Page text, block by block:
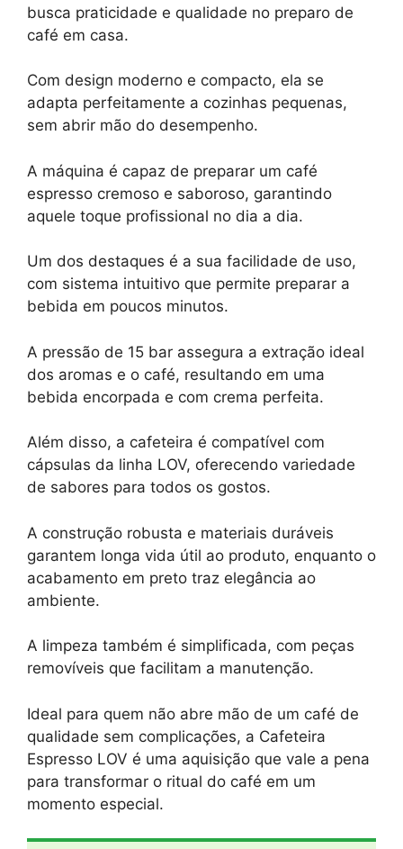
busca praticidade e qualidade no preparo de
café em casa.
Com design moderno e compacto, ela se
adapta perfeitamente a cozinhas pequenas,
sem abrir mão do desempenho.
A máquina é capaz de preparar um café
espresso cremoso e saboroso, garantindo
aquele toque profissional no dia a dia.
Um dos destaques é a sua facilidade de uso,
com sistema intuitivo que permite preparar a
bebida em poucos minutos.
A pressão de 15 bar assegura a extração ideal
dos aromas e o café, resultando em uma
bebida encorpada e com crema perfeita.
Além disso, a cafeteira é compatível com
cápsulas da linha LOV, oferecendo variedade
de sabores para todos os gostos.
A construção robusta e materiais duráveis
garantem longa vida útil ao produto, enquanto o
acabamento em preto traz elegância ao
ambiente.
A limpeza também é simplificada, com peças
removíveis que facilitam a manutenção.
Ideal para quem não abre mão de um café de
qualidade sem complicações, a Cafeteira
Espresso LOV é uma aquisição que vale a pena
para transformar o ritual do café em um
momento especial.